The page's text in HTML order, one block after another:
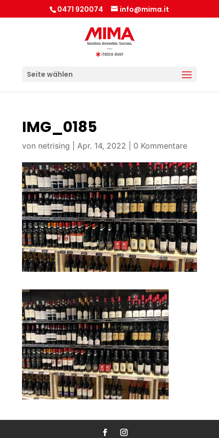
0471 920074 info@mima.it
Seite wählen
IMG_0185
von netrising Apr. 14, 2022 0 Kommentare